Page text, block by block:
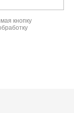
кнопку